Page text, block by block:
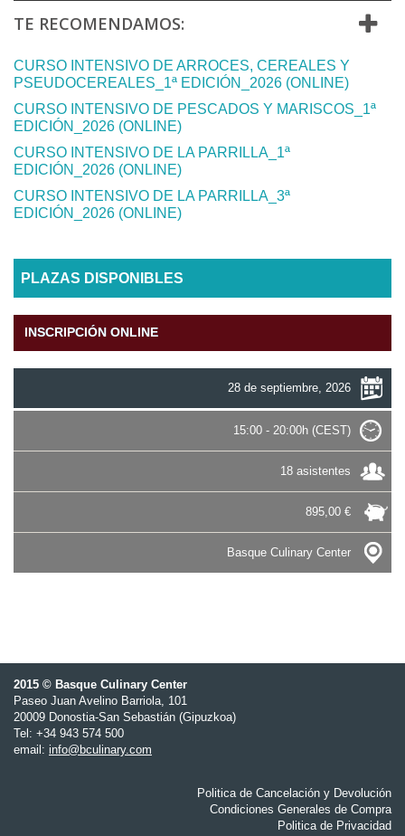
TE RECOMENDAMOS:
CURSO INTENSIVO DE ARROCES, CEREALES Y
PSEUDOCEREALES_1ª EDICIÓN_2026 (ONLINE)
CURSO INTENSIVO DE PESCADOS Y MARISCOS_1ª
EDICIÓN_2026 (ONLINE)
CURSO INTENSIVO DE LA PARRILLA_1ª
EDICIÓN_2026 (ONLINE)
CURSO INTENSIVO DE LA PARRILLA_3ª
EDICIÓN_2026 (ONLINE)
PLAZAS DISPONIBLES
INSCRIPCIÓN ONLINE
28 de septiembre, 2026
15:00 - 20:00h (CEST)
18 asistentes
895,00 €
Basque Culinary Center
2015 © Basque Culinary Center
Paseo Juan Avelino Barriola, 101
20009 Donostia-San Sebastián (Gipuzkoa)
Tel: +34 943 574 500
email: info@bculinary.com
Politica de Cancelación y Devolución
Condiciones Generales de Compra
Politica de Privacidad